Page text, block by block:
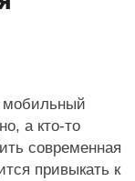
а кто-то
современная
привыкать к